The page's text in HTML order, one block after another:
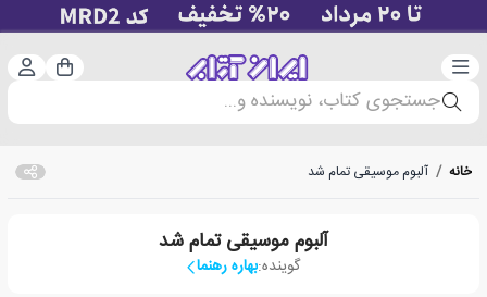
دسته‌بندی سبد
جستجوی کتاب، نویسنده و...
خانه / آلبوم موسیقی تمام شد
آلبوم موسیقی تمام شد
گوینده:بهاره رهنما